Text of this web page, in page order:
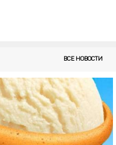
ВСЕ НОВОСТИ